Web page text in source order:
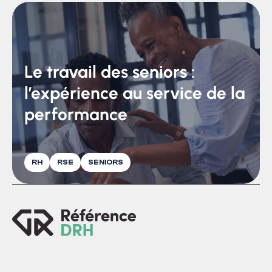
entreprise RSE devient ainsi un levier
stratégique et un facteur de différenciation
concurrentielle.
Le travail des seniors :
l’expérience au service de la
performance
RH RSE SENIORS